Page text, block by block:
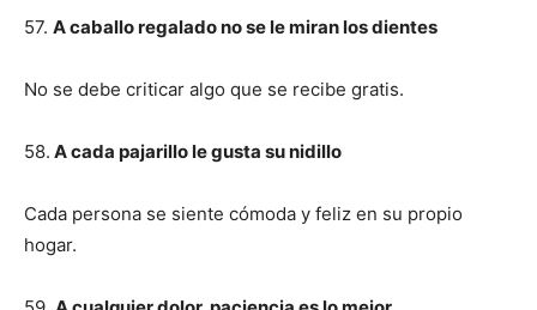
57. A caballo regalado no se le miran los dientes
No se debe criticar algo que se recibe gratis.
58. A cada pajarillo le gusta su nidillo
Cada persona se siente cómoda y feliz en su propio
hogar.